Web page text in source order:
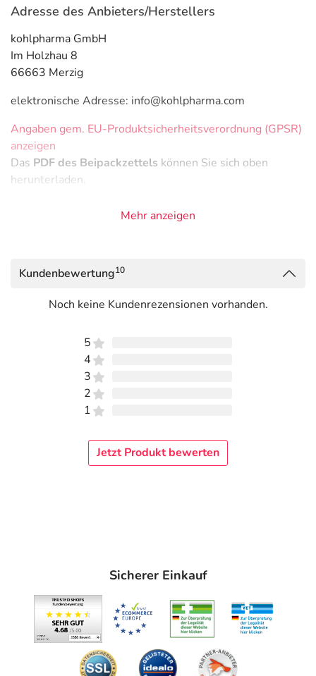
Adresse des Anbieters/Herstellers
kohlpharma GmbH
Im Holzhau 8
66663 Merzig
elektronische Adresse: info@kohlpharma.com
Angaben gem. EU-Produktsicherheitsverordnung (GPSR)
anzeigen
Das PDF des Beipackzettels können Sie sich oben
herunterladen.
Mehr anzeigen
Kundenbewertung10
Noch keine Kundenrezensionen vorhanden.
5
4
3
2
1
Jetzt Produkt bewerten
Sicherer Einkauf